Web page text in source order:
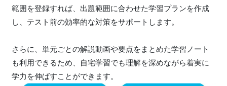
範囲を登録すれば、出題範囲に合わせた学習プランを作成
し、テスト前の効率的な対策をサポートします。
さらに、単元ごとの解説動画や要点をまとめた学習ノート
も利用できるため、自宅学習でも理解を深めながら着実に
学力を伸ばすことができます。